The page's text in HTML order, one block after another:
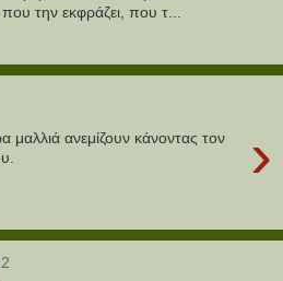
την εκφράζει, που τ...
›
μαλλιά ανεμίζουν κάνοντας τον